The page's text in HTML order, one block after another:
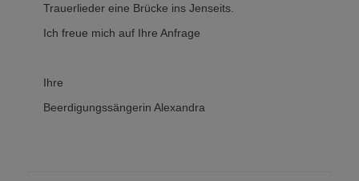
Trauerlieder eine Brücke ins Jenseits.
Ich freue mich auf Ihre Anfrage
Ihre
Beerdigungssängerin Alexandra